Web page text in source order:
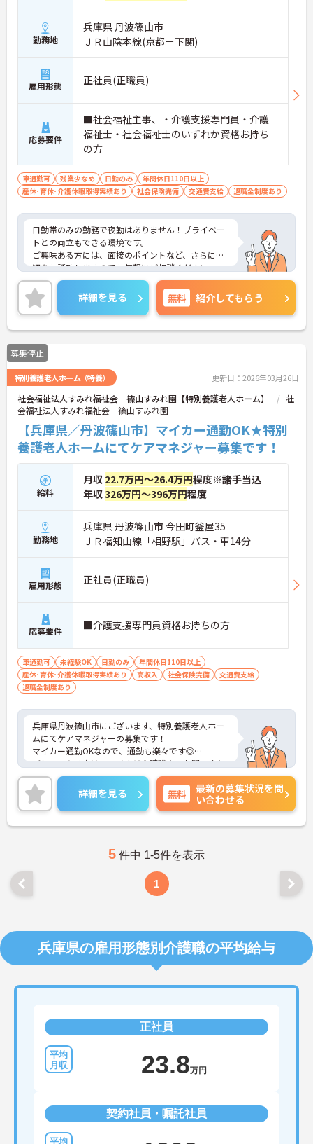
勤務地
兵庫県 丹波篠山市
ＪＲ山陰本線(京都－下関)
雇用形態 正社員(正職員)
応募要件
■社会福祉主事、・介護支援専門員・介護
福祉士・社会福祉士のいずれか資格お持ち
の方
車通勤可 残業少なめ 日勤のみ
年間休日110日以上
産休･育休･介護休暇取得実績あり
社会保険完備 交通費支給 退職金制度あり
日勤帯のみの勤務で夜勤はありません！プライベー
トとの両立もできる環境です。
ご興味ある方には、面接のポイントなど、さらに詳
細をお話致しますのでお気軽にご相談ください。
詳細を見る 無料 紹介してもらう
募集停止
特別養護老人ホーム（特養） 更新日：2026年03月26日
社会福祉法人すみれ福祉会 篠山すみれ園【特別養護老人ホーム】
社
会福祉法人すみれ福祉会 篠山すみれ園
【兵庫県／丹波篠山市】マイカー通勤OK★特別
養護老人ホームにてケアマネジャー募集です！
給料
月収 22.7万円～26.4万円程度※諸手当込
年収326万円～396万円程度
勤務地
兵庫県 丹波篠山市 今田町釜屋35
ＪＲ福知山線「相野駅」バス・車14分
雇用形態 正社員(正職員)
応募要件 ■介護支援専門員資格お持ちの方
車通勤可 未経験OK 日勤のみ
年間休日110日以上
産休･育休･介護休暇取得実績あり
高収入 社会保険完備
交通費支給
退職金制度あり
兵庫県丹波篠山市にございます、特別養護老人ホー
ムにてケアマネジャーの募集です！
マイカー通勤OKなので、通勤も楽々です◎
ご興味のある方は、マイナビ介護職までお問い合わ
せください。
詳細を見る 無料
最新の募集状況を問
い合わせる
5 件中 1-5件を表示
1
兵庫県の雇用形態別介護職の平均給与
正社員
23.8万円
契約社員・嘱託社員